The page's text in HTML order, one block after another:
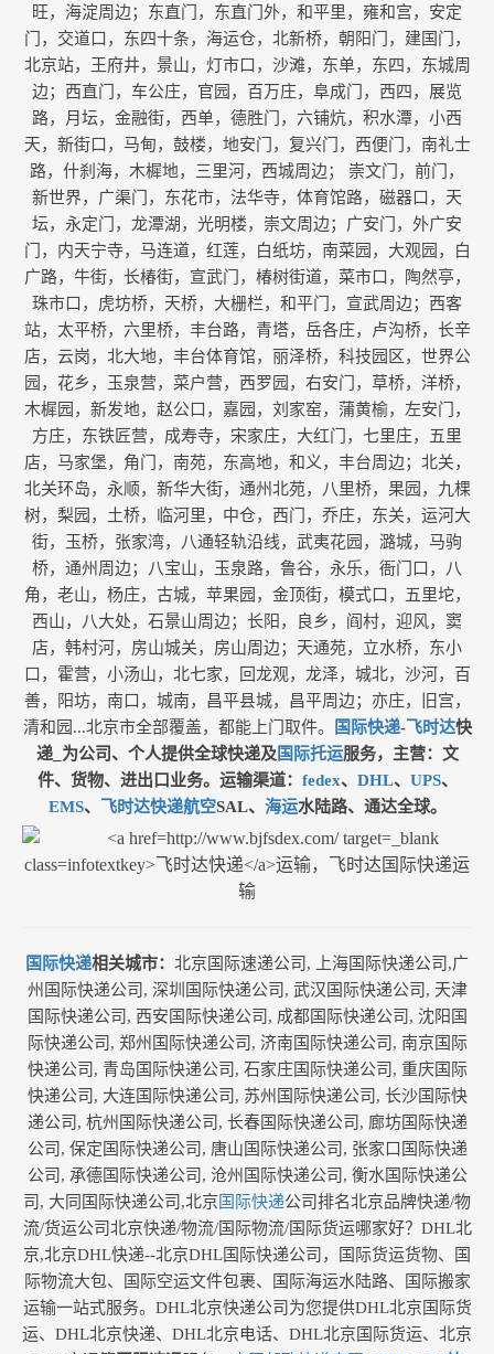
旺，海淀周边；东直门，东直门外，和平里，雍和宫，安定
门，交道口，东四十条，海运仓，北新桥，朝阳门，建国门，
北京站，王府井，景山，灯市口，沙滩，东单，东四，东城周
边；西直门，车公庄，官园，百万庄，阜成门，西四，展览
路，月坛，金融街，西单，德胜门，六铺炕，积水潭，小西
天，新街口，马甸，鼓楼，地安门，复兴门，西便门，南礼士
路，什刹海，木樨地，三里河，西城周边； 崇文门，前门，
新世界，广渠门，东花市，法华寺，体育馆路，磁器口，天
坛，永定门，龙潭湖，光明楼，崇文周边；广安门，外广安
门，内天宁寺，马连道，红莲，白纸坊，南菜园，大观园，白
广路，牛街，长椿街，宣武门，椿树街道，菜市口，陶然亭，
珠市口，虎坊桥，天桥，大栅栏，和平门，宣武周边；西客
站，太平桥，六里桥，丰台路，青塔，岳各庄，卢沟桥，长辛
店，云岗，北大地，丰台体育馆，丽泽桥，科技园区，世界公
园，花乡，玉泉营，菜户营，西罗园，右安门，草桥，洋桥，
木樨园，新发地，赵公口，嘉园，刘家窑，蒲黄榆，左安门，
方庄，东铁匠营，成寿寺，宋家庄，大红门，七里庄，五里
店，马家堡，角门，南苑，东高地，和义，丰台周边；北关，
北关环岛，永顺，新华大街，通州北苑，八里桥，果园，九棵
树，梨园，土桥，临河里，中仓，西门，乔庄，东关，运河大
街，玉桥，张家湾，八通轻轨沿线，武夷花园，潞城，马驹
桥，通州周边；八宝山，玉泉路，鲁谷，永乐，衙门口，八
角，老山，杨庄，古城，苹果园，金顶街，模式口，五里坨，
西山，八大处，石景山周边；长阳，良乡，阎村，迎风，窦
店，韩村河，房山城关，房山周边；天通苑，立水桥，东小
口，霍营，小汤山，北七家，回龙观，龙泽，城北，沙河，百
善，阳坊，南口，城南，昌平县城，昌平周边；亦庄，旧宫，
清和园...北京市全部覆盖，都能上门取件。
国际快递-飞时达快
递_为公司、个人提供全球快递及 国际托运服务，主营：文
件、货物、进出口业务。运输渠道： fedex、 DHL、 UPS、
EMS、 飞时达快递航空SAL、 海运水陆路、通达全球。
国际快递相关城市： 北京国际速递公司, 上海国际快递公司,广
州国际快递公司, 深圳国际快递公司, 武汉国际快递公司, 天津
国际快递公司, 西安国际快递公司, 成都国际快递公司, 沈阳国
际快递公司, 郑州国际快递公司, 济南国际快递公司, 南京国际
快递公司, 青岛国际快递公司, 石家庄国际快递公司, 重庆国际
快递公司, 大连国际快递公司, 苏州国际快递公司, 长沙国际快
递公司, 杭州国际快递公司, 长春国际快递公司, 廊坊国际快递
公司, 保定国际快递公司, 唐山国际快递公司, 张家口国际快递
公司, 承德国际快递公司, 沧州国际快递公司, 衡水国际快递公
司, 大同国际快递公司,北京 国际快递公司排名北京品牌快递/物
流/货运公司北京快递/物流/国际物流/国际货运哪家好？DHL北
京,北京DHL快递--北京DHL国际快递公司，国际货运货物、国
际物流大包、国际空运文件包裹、国际海运水陆路、国际搬家
运输一站式服务。DHL北京快递公司为您提供DHL北京国际货
运、DHL北京快递、DHL北京电话、DHL北京国际货运、北京